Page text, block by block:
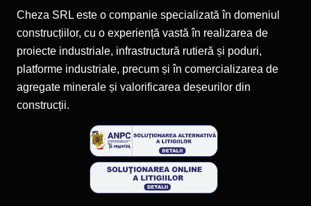
Cheza SRL este o companie specializată în domeniul
construcțiilor, cu o experiență vastă în realizarea de
proiecte industriale, infrastructură rutieră și poduri,
platforme industriale, precum și în comercializarea de
agregate minerale și valorificarea deșeurilor din
construcții.